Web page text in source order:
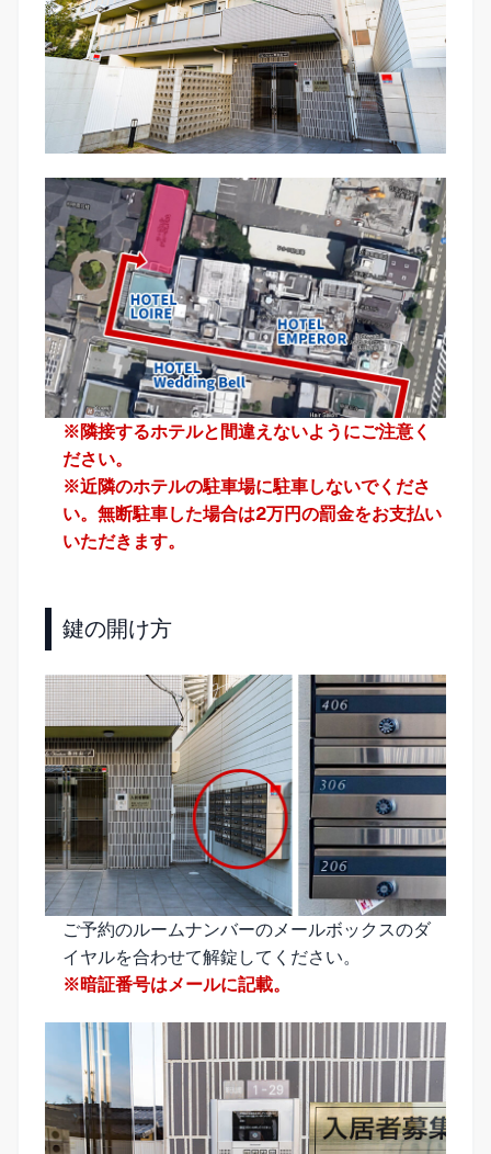
※隣接するホテルと間違えないようにご注意く
ださい。
※近隣のホテルの駐車場に駐車しないでくださ
い。無断駐車した場合は2万円の罰金をお支払い
いただきます。
鍵の開け方
ご予約のルームナンバーのメールボックスのダ
イヤルを合わせて解錠してください。
※暗証番号はメールに記載。